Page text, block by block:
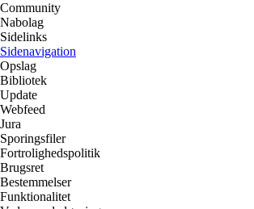
Community
Nabolag
Sidelinks
Sidenavigation
Opslag
Bibliotek
Update
Webfeed
Jura
Sporingsfiler
Fortrolighedspolitik
Brugsret
Bestemmelser
Funktionalitet